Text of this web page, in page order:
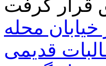
محله
قدیمی